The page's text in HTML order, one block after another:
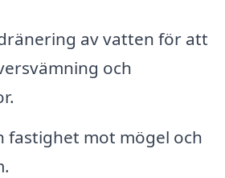
av vatten för att
och
fastighet mot mögel och